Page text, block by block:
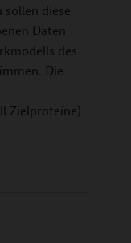
diese
Daten
des
Die
Zielproteine)